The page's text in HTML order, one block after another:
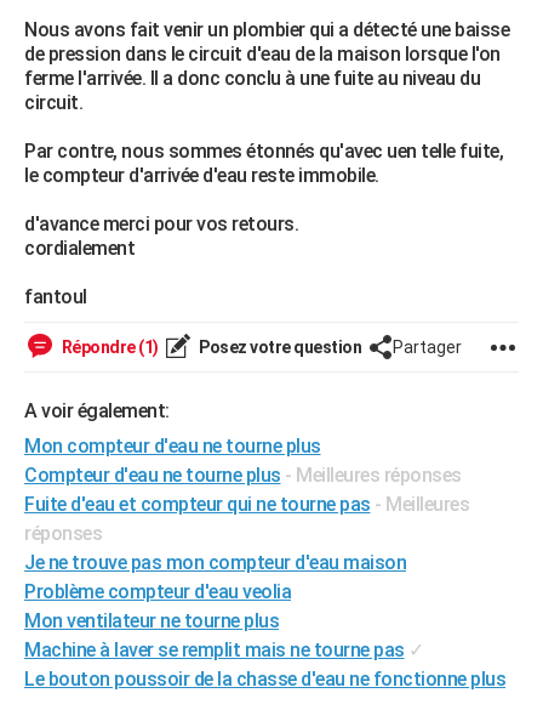
Destinations
City break
Voyage nature
Voyage de noces
Forum
Climat
+PHOTO
GUIDES D'ACHAT
CARTE DE VOEUX
Carte de Noël
Carte Bonne année
Carte Saint-Valentin
Carte Pâques
Carte d'anniversaire
DICTIONNAIRE
PROGRAMME TV
COPAINS D'AVANT
Bricolage
Lifestyle
Culture
Sport
Auto
Television
Voyage
Cinema
Nous avons fait venir un plombier qui a détecté une baisse
de pression dans le circuit d'eau de la maison lorsque l'on
ferme l'arrivée. Il a donc conclu à une fuite au niveau du
circuit.
Par contre, nous sommes étonnés qu'avec uen telle fuite,
le compteur d'arrivée d'eau reste immobile.
d'avance merci pour vos retours.
cordialement
fantoul
Répondre (1) Posez votre question Partager
A voir également:
Mon compteur d'eau ne tourne plus
Compteur d'eau ne tourne plus - Meilleures réponses
Fuite d'eau et compteur qui ne tourne pas - Meilleures
réponses
Je ne trouve pas mon compteur d'eau maison
Problème compteur d'eau veolia
Mon ventilateur ne tourne plus
Machine à laver se remplit mais ne tourne pas ✓
Le bouton poussoir de la chasse d'eau ne fonctionne plus